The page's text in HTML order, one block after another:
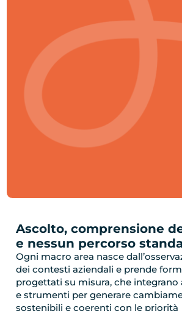
Ascolto, comprensione
e nessun percorso
Ogni macro area nasce
dei contesti aziendali e prende
progettati su misura, che integrano
e strumenti per generare
sostenibili e coerenti con le priorità